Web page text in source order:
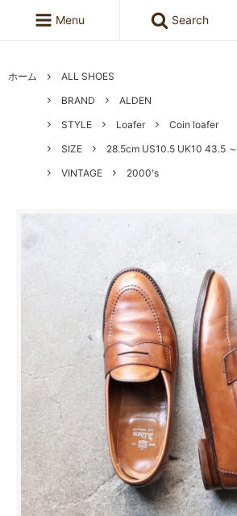
Menu Search
ホーム
ALL SHOES
BRAND
ALDEN
STYLE
Loafer
Coin loafer
SIZE
28.5cm US10.5 UK10 43.5 ～
VINTAGE
2000's